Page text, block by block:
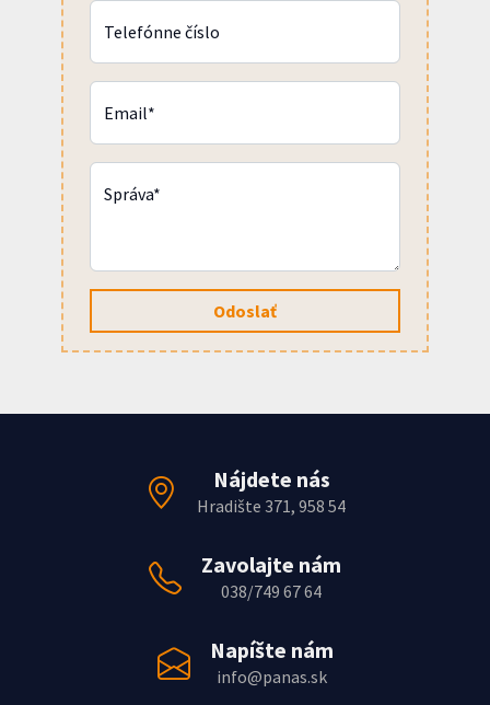
Telefónne číslo
Email*
Správa*
Odoslať
Nájdete nás
Hradište 371, 958 54
Zavolajte nám
038/749 67 64
Napíšte nám
info@panas.sk